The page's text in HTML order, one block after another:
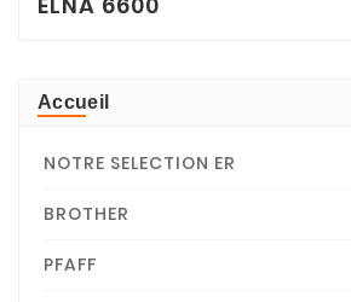
Accueil
NOTRE SELECTION ER
BROTHER
PFAFF